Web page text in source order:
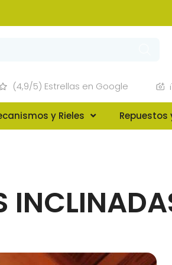
(4,9/5) Estrellas en Google
y Rieles Repuestos